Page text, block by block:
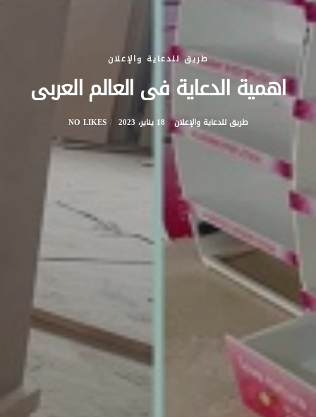
طريق للدعاية والإعلان
اهمية الدعاية فى العالم العربى
طريق للدعاية والإعلان 18 يناير، 2023 NO LIKES